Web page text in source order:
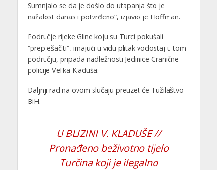
Sumnjalo se da je došlo do utapanja što je
nažalost danas i potvrđeno“, izjavio je Hoffman.
Područje rijeke Gline koju su Turci pokušali
“prepješačiti“, imajući u vidu plitak vodostaj u tom
području, pripada nadležnosti Jedinice Granične
policije Velika Kladuša.
Daljnji rad na ovom slučaju preuzet će Tužilaštvo
BiH.
U BLIZINI V. KLADUŠE //
Pronađeno beživotno tijelo
Turčina koji je ilegalno